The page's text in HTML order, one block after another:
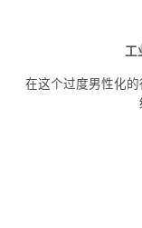
工
在这个过度男性化